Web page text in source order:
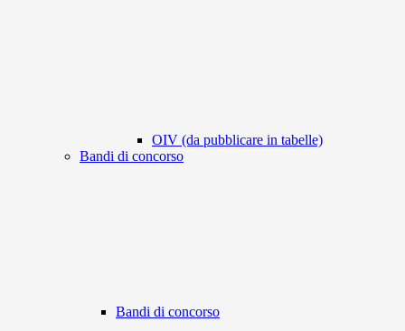
OIV (da pubblicare in tabelle)
Bandi di concorso
Bandi di concorso